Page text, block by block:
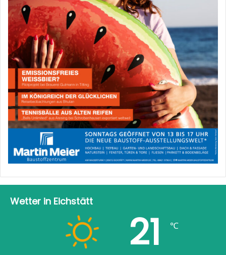
Wetter in Eichstätt
21 ℃